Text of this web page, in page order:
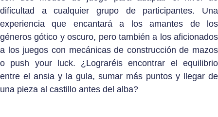
dificultad a cualquier grupo de participantes. Una
experiencia que encantará a los amantes de los
géneros gótico y oscuro, pero también a los aficionados
a los juegos con mecánicas de construcción de mazos
o push your luck. ¿Lograréis encontrar el equilibrio
entre el ansia y la gula, sumar más puntos y llegar de
una pieza al castillo antes del alba?